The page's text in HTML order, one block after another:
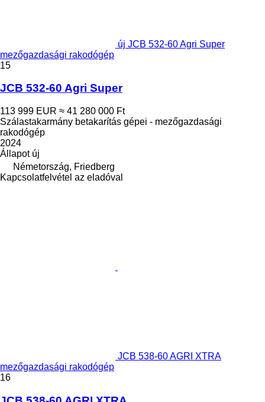
új JCB 532-60 Agri Super
mezőgazdasági rakodógép
15
JCB 532-60 Agri Super
113 999 EUR ≈ 41 280 000 Ft
Szálastakarmány betakarítás gépei - mezőgazdasági
rakodógép
2024
Állapotúj
Németország, Friedberg
Kapcsolatfelvétel az eladóval
JCB 538-60 AGRI XTRA
mezőgazdasági rakodógép
16